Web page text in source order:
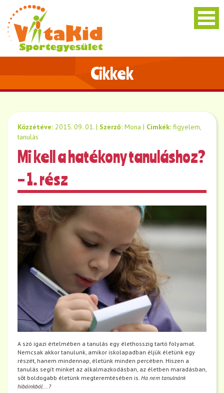
Cikkek
Közzétéve: 2015. 09. 01. | Szerző: Mona | Címkék: figyelem,
tanulás
Mi kell a hatékony tanuláshoz?
– 1. rész
A szó igazi értelmében a tanulás egy élethosszig tartó folyamat.
Nemcsak akkor tanulunk, amikor iskolapadban éljük életünk egy
részét, hanem mindennap, életünk minden percében. Hiszen a
tanulás segít minket az alkalmazkodásban, az életben maradásban,
sőt boldogabb életünk megteremtésében is. Ha nem tanulnánk
hibáinkból….?